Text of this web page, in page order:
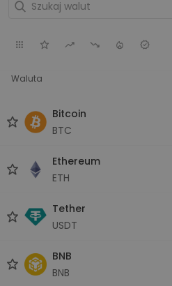
Waluta
Bitcoin
BTC
Ethereum
ETH
Tether
USDT
BNB
BNB